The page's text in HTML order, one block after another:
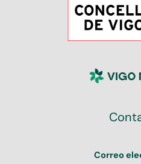
Correo